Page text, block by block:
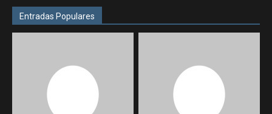
Entradas Populares